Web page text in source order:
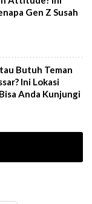
Gen Z Susah
Butuh Teman
Ini Lokasi
Anda Kunjungi